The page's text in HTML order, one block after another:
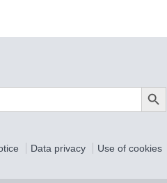
Search Button
Data privacy Use of cookies